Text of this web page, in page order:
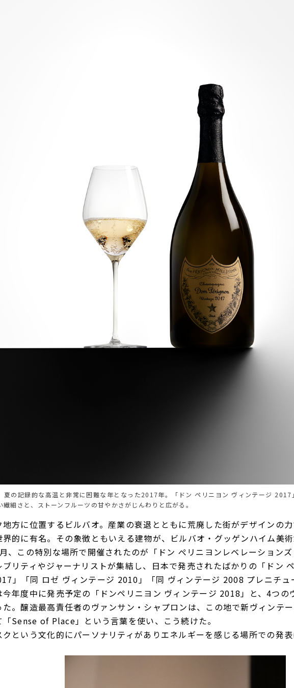
夏の記録的な高温と非常に困難な年となった2017年。「ドン ペリニヨン ヴィンテージ 2017
繊細さと、ストーンフルーツの甘やかさがじんわりと広がる。
地方に位置するビルバオ。産業の衰退とともに荒廃した街がデザインの
界的に有名。その象徴ともいえる建物が、ビルバオ・グッゲンハイム美術
、この特別な場所で開催されたのが「ドン ぺリニヨンレベレーション
ブリティやジャーナリストが集結し、日本で発売されたばかりの「ドン
」「同 ロゼ ヴィンテージ 2010」「同 ヴィンテージ 2008 プレニチュ
今年度中に発売予定の「ドンペリニヨン ヴィンテージ 2018」と、4つの
た。醸造最高責任者のヴァンサン・シャプロンは、この地で新ヴィンテ
「Sense of Place」という言葉を使い、こう続けた。
クという文化的にパーソナリティがありエネルギーを感じる場所での発